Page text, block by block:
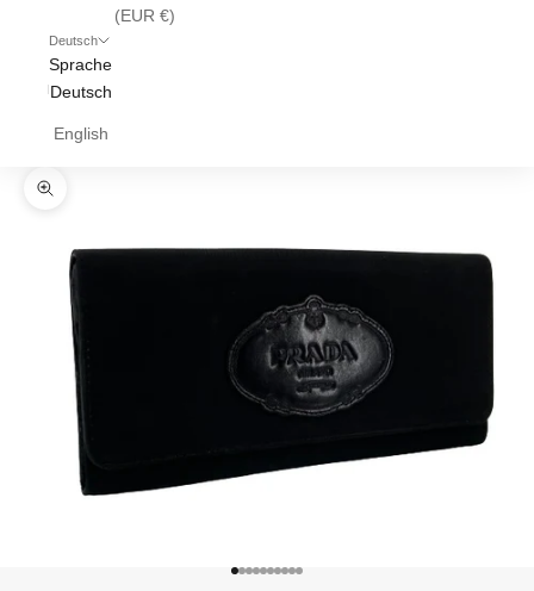
(EUR €)
Deutsch
Sprache
Deutsch
English
Bild vergrößern
Gehe zu Element 1
Gehe zu Element 2
Gehe zu Element 3
Gehe zu Element 4
Gehe zu Element 5
Gehe zu Element 6
Gehe zu Element 7
Gehe zu Element 8
Gehe zu Element 9
Gehe zu Element 10